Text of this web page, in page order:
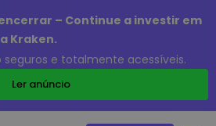
– Continue a investir em
Kraken.
seguros e totalmente acessíveis.
Ler anúncio